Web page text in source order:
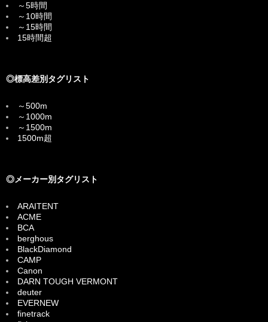
～5時間
～10時間
～15時間
15時間超
◎標高差別タグリスト
～500m
～1000m
～1500m
1500m超
◎メーカー別タグリスト
ARAITENT
ACME
BCA
berghous
BlackDiamond
CAMP
Canon
DARN TOUGH VERMONT
deuter
EVERNEW
finetrack